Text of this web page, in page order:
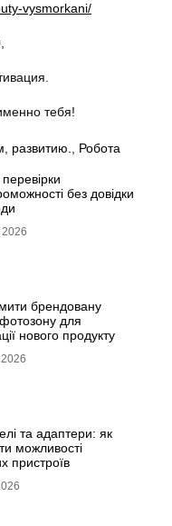
vysmorkani/
тебя!
, развитию., Робота
без довідки
брендовану
для
нового продукту
та адаптери: як
можливості
пристроїв